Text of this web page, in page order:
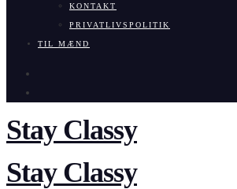
KONTAKT
PRIVATLIVSPOLITIK
TIL MÆND
Stay Classy
Stay Classy